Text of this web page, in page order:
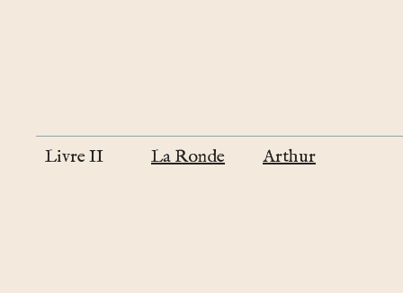
Livre II La Ronde Arthur